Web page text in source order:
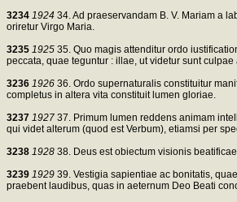
3234 1924 34. Ad praeservandam B. V. Mariam a
oriretur Virgo Maria.
3235 1925 35. Quo magis attenditur ordo
peccata, quae teguntur : illae, ut videtur sunt
3236 1926 36. Ordo supernaturalis constituitur
completus in altera vita constituit lumen gloriae.
3237 1927 37. Primum lumen reddens animam
qui videt alterum (quod est Verbum), etiamsi per
3238 1928 38. Deus est obiectum visionis
3239 1929 39. Vestigia sapientiae ac bonitatis,
praebent laudibus, quas in aeternum Deo Beati